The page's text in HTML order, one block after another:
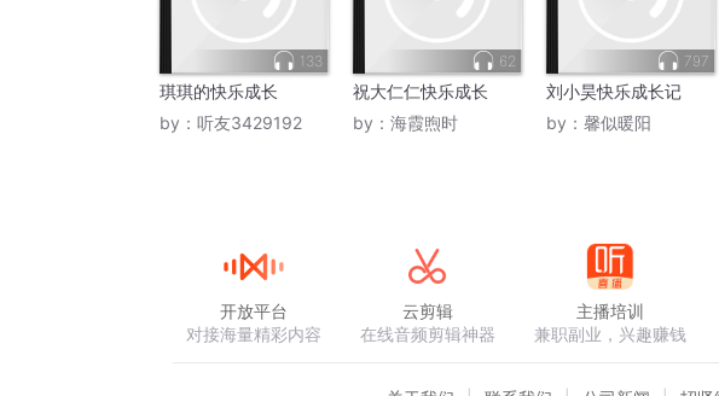
133
琪琪的快乐成长
by： 听友3429192
62
祝大仁仁快乐成长
by： 海霞煦时
797
刘小昊快乐成长记
by： 馨似暖阳
开放平台
对接海量精彩内容
云剪辑
在线音频剪辑神器
主播培训
兼职副业，兴趣赚钱